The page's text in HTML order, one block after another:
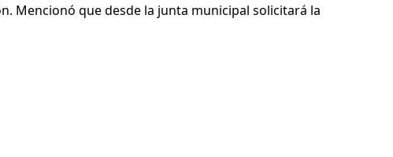
Mencionó que desde la junta municipal solicitará la